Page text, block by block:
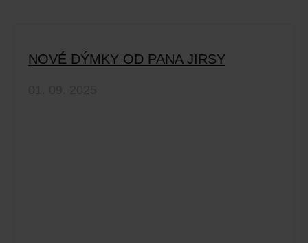
NOVÉ DÝMKY OD PANA JIRSY